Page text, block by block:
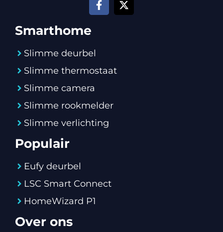
Smarthome
Slimme deurbel
Slimme thermostaat
Slimme camera
Slimme rookmelder
Slimme verlichting
Populair
Eufy deurbel
LSC Smart Connect
HomeWizard P1
Over ons